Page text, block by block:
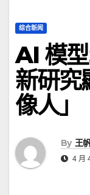
综合新闻
AI 模
新研究
像人」
By 王
4 月